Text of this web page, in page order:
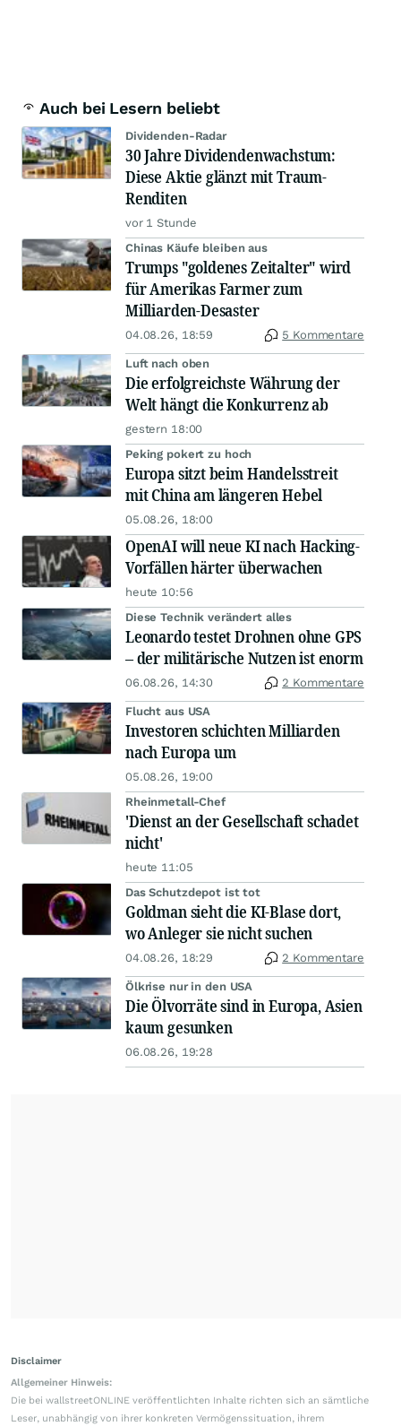
Auch bei Lesern beliebt
Dividenden-Radar
30 Jahre Dividendenwachstum:
Diese Aktie glänzt mit Traum-
Renditen
vor 1 Stunde
Chinas Käufe bleiben aus
Trumps "goldenes Zeitalter" wird
für Amerikas Farmer zum
Milliarden-Desaster
04.08.26, 18:59 5 Kommentare
Luft nach oben
Die erfolgreichste Währung der
Welt hängt die Konkurrenz ab
gestern 18:00
Peking pokert zu hoch
Europa sitzt beim Handelsstreit
mit China am längeren Hebel
05.08.26, 18:00
OpenAI will neue KI nach Hacking-
Vorfällen härter überwachen
heute 10:56
Diese Technik verändert alles
Leonardo testet Drohnen ohne GPS
– der militärische Nutzen ist enorm
06.08.26, 14:30 2 Kommentare
Flucht aus USA
Investoren schichten Milliarden
nach Europa um
05.08.26, 19:00
Rheinmetall-Chef
'Dienst an der Gesellschaft schadet
nicht'
heute 11:05
Das Schutzdepot ist tot
Goldman sieht die KI-Blase dort,
wo Anleger sie nicht suchen
04.08.26, 18:29 2 Kommentare
Ölkrise nur in den USA
Die Ölvorräte sind in Europa, Asien
kaum gesunken
06.08.26, 19:28
Disclaimer
Allgemeiner Hinweis:
Die bei wallstreetONLINE veröffentlichten Inhalte richten sich an sämtliche
Leser, unabhängig von ihrer konkreten Vermögenssituation, ihrem